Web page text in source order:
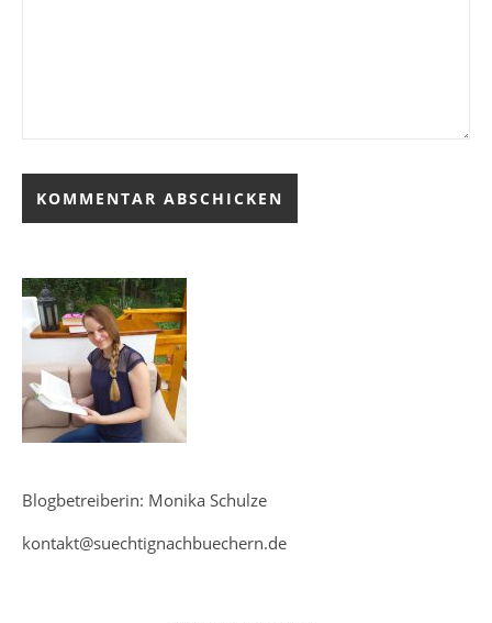
Blogbetreiberin: Monika Schulze
kontakt@suechtignachbuechern.de